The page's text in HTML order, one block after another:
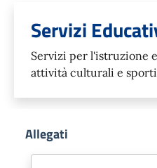
Servizi
Servizi per l'istruzione
attività culturali e
Allegati